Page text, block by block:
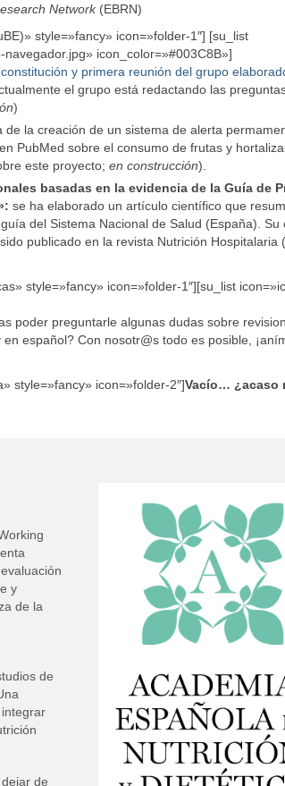
Network(EBRN)
style=»fancy» icon=»folder-1″] [su_list
icon_color=»#003C8B»]
y primera reunión del grupo
el grupo está redactando las
)
de la creación de un sistema de alerta
PubMed sobre el consumo de frutas y
este proyecto; en construcción).
basadas en la evidencia de la Guía de
se ha elaborado un artículo científico que
del Sistema Nacional de Salud (España). Su
publicado en la revista Nutrición Hospitalaria
style=»fancy» icon=»folder-1″][su_list
poder preguntarle algunas dudas sobre
español? Con nosotr@s todo es posible,
style=»fancy» icon=»folder-2″]Vacío… ¿acaso
y
de la
de
de